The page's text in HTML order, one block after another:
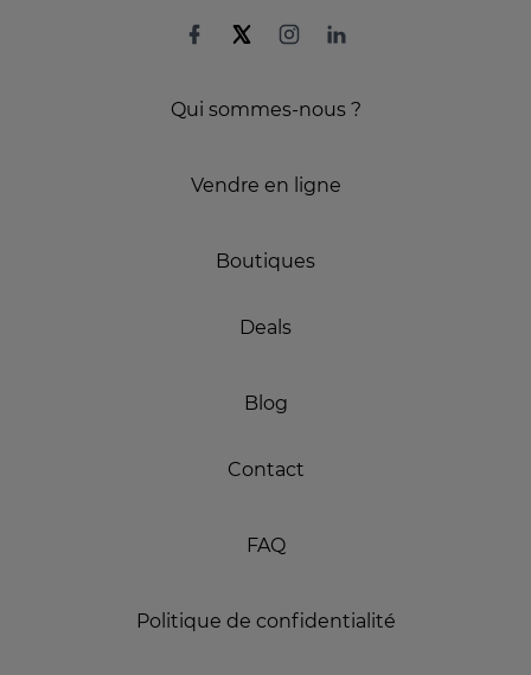
Qui sommes-nous ?
Vendre en ligne
Boutiques
Deals
Blog
Contact
FAQ
Politique de confidentialité